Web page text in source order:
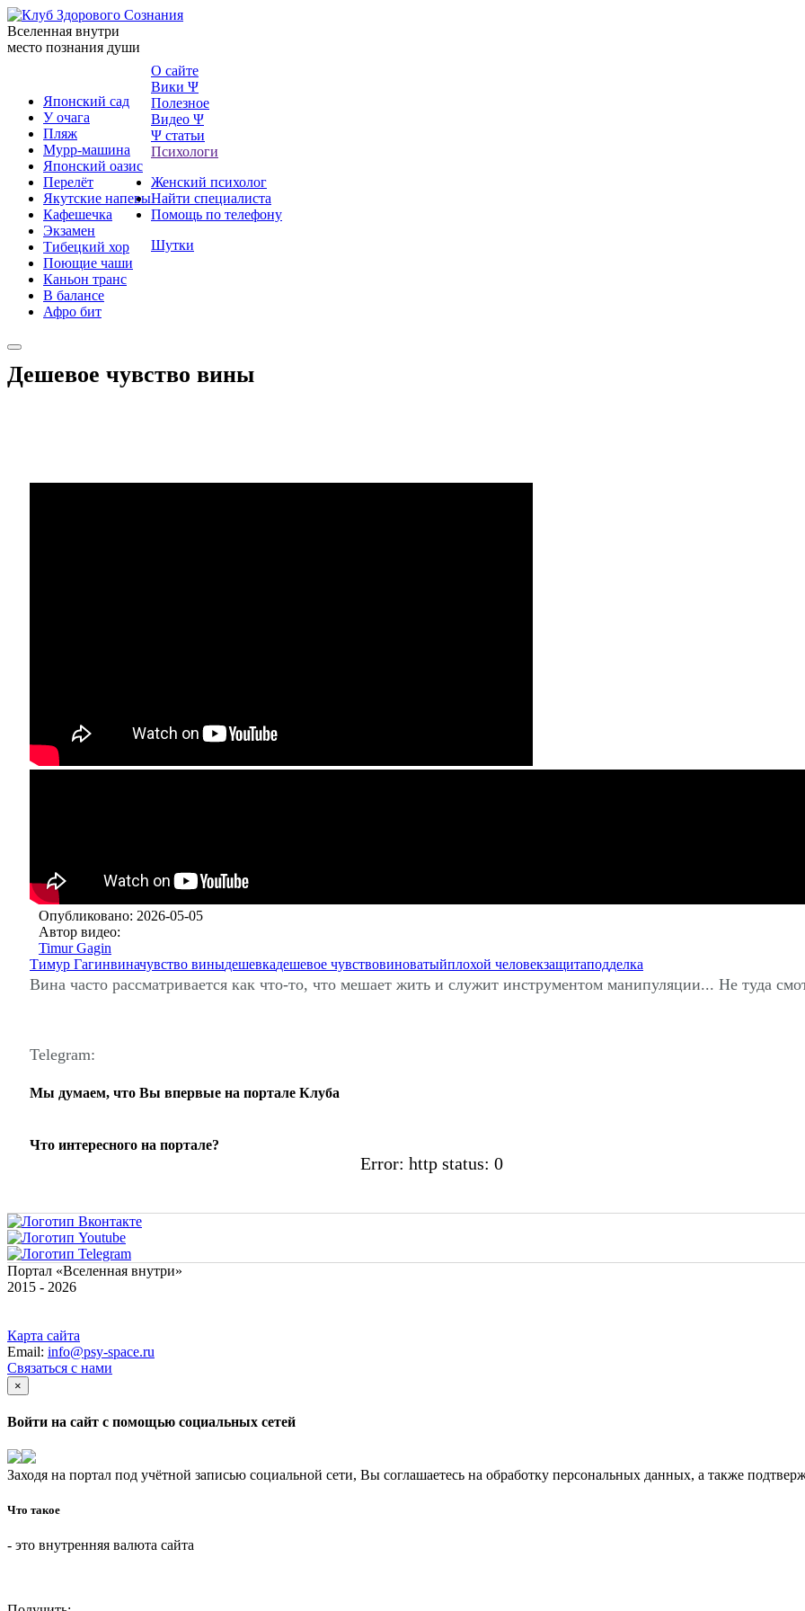
Вселенная внутри
место познания души
Японский сад
У очага
Пляж
Мурр-машина
Японский оазис
Перелёт
Якутские напевы
Кафешечка
Экзамен
Тибецкий хор
Поющие чаши
Каньон транс
В балансе
Афро бит
О сайте
Вики Ψ
Полезное
Видео Ψ
Ψ статьи
Психологи
Женский психолог
Найти специалиста
Помощь по телефону
Шутки
Дешевое чувство вины
Опубликовано: 2026-05-05
Автор видео:
Timur Gagin
Тимур Гагинвиначувство виныдешевкадешевое чувствовиноватыйплохой человекзащитаподделка
Вина часто рассматривается как что-то, что мешает жить и служит инструментом манипуляции... Не туда
Telegram:
Мы думаем, что Вы впервые на портале Клуба
Что интересного на портале?
Error: http status: 0
Портал «Вселенная внутри»
2015 - 2026
Карта сайта
Email: info@psy-space.ru
Связаться с нами
×
Войти на сайт с помощью социальных сетей
Заходя на портал под учётной записью социальной сети, Вы соглашаетесь на обработку персональных данных, а также
Что такое
- это внутренняя валюта сайта